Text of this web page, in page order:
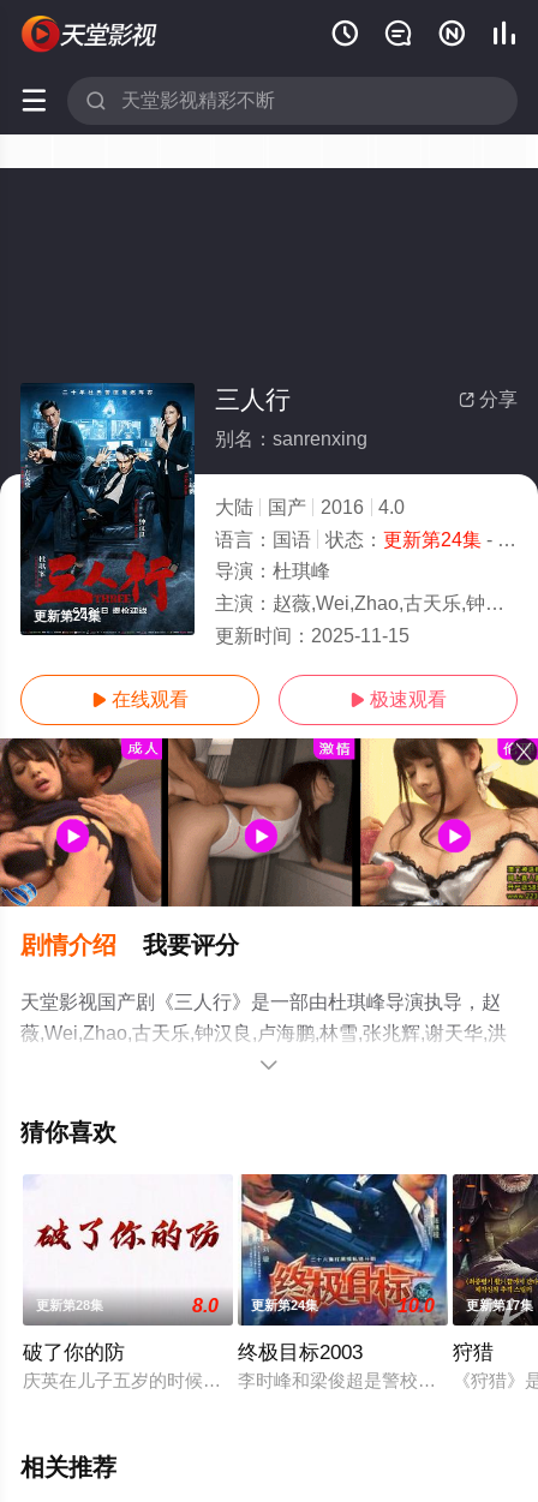
   
 
更新第24集
 分享
三人行
别名：sanrenxing
大陆 国产 2016
4.0
语言： 国语 状态： 更新第24集- 免费观看
导演： 杜琪峰
主演： 赵薇,Wei,Zhao,古天乐,钟汉良,卢海鹏,林雪,张兆辉,谢天华,洪天明,黄浩然,龚慈
更新时间： 2025-11-15
 在线观看  极速观看
剧情介绍 我要评分
天堂影视国产剧《三人行》是一部由杜琪峰导演执导，赵
薇,Wei,Zhao,古天乐,钟汉良,卢海鹏,林雪,张兆辉,谢天华,洪
天明,黄浩然,龚慈恩,王梓轩,欧锦棠,何果轩,詹秉熙,菁玮,朱
删减完整版电视剧全集就上天堂电影网，更多相关信息可

猜你喜欢
更新第28集 8.0
破了你的防
庆英在儿子五岁的时候丈夫由于生病而去世，多年来给人做保
更新第24集 10.0
终极目标2003
李时峰和梁俊超是警校同学，更是情
更新第17集
狩猎
《狩猎
相关推荐